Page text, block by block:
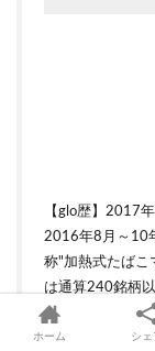
【glo歴】2017
2016年8月～10
称"加熱式たばこ
は通算240銘柄
買って客観的に
や信頼できる情
ホーム シェ